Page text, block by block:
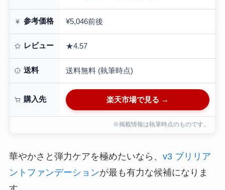
参考価格 ¥5,046前後
レビュー ★4.57
送料 送料無料 (執筆時点)
購入先 楽天市場で見る →
※掲載情報は執筆時点のものです。
華やかさと弾力ケアを極めたいなら、 v3 ブリリア
ントファンデーションが最も有力な候補になりま